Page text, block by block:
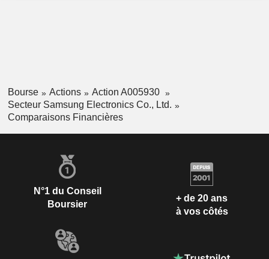
Bourse Actions
Action A005930
Secteur Samsung Electronics Co., Ltd.
Comparaisons Financières
N°1 du Conseil
Boursier
+ de 20 ans
à vos côtés